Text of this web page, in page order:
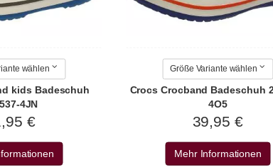
wählen
kids Badeschuh
4JN
€
Größe Variante wählen
Crocs Crocband Badeschuh
4O5
39,95 €
Mehr Informationen